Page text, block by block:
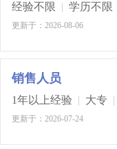
经验不限 | 学历不限
更新于：2026-08-06
销售人员
1年以上经验 | 大专 |
更新于：2026-07-24